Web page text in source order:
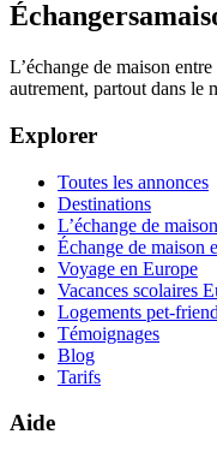
L’échange de maison
autrement, partout dans le
Explorer
Toutes les annonces
Destinations
L’échange de maison
Échange de maison
Voyage en Europe
Vacances scolaires
Logements pet-
Témoignages
Blog
Tarifs
Aide